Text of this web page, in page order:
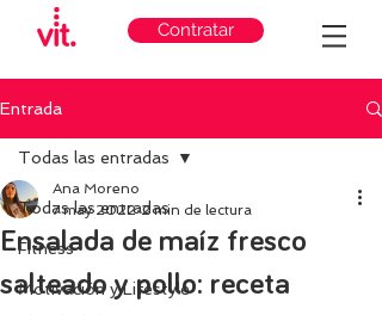
Contratar
Entrada
Todas las entradas
Fitness
Motivación y Lifestyle
Todas las entradas
Ensalada de maíz fresco
salteado y pollo: receta
Ana Moreno
7 may 2022 2 min de lectura